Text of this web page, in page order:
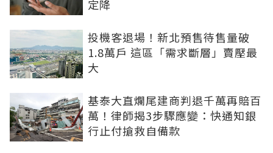
定降
投機客退場！新北預售待售量破
1.8萬戶 這區「需求斷層」賣壓最
大
基泰大直爛尾建商判退千萬再賠百
萬！律師揭3步驟應變：快通知銀
行止付搶救自備款